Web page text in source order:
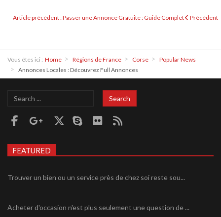
Article précédent : Passer une Annonce Gratuite : Guide Complet Précédent
Vous êtes ici : Home Régions de France Corse
Popular News
Annonces Locales : Découvrez Full Annonces
Search
Search
FEATURED
Trouver un bien ou un service près de chez soi reste sou...
Acheter d'occasion n'est plus seulement une question de ...